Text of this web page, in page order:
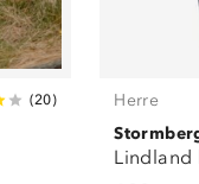
(20) Herre
Lindland